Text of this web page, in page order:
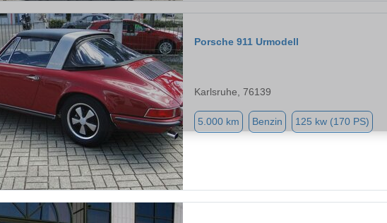
Porsche 911 Urmodell
Karlsruhe, 76139
5.000 km Benzin 125 kw (170 PS)